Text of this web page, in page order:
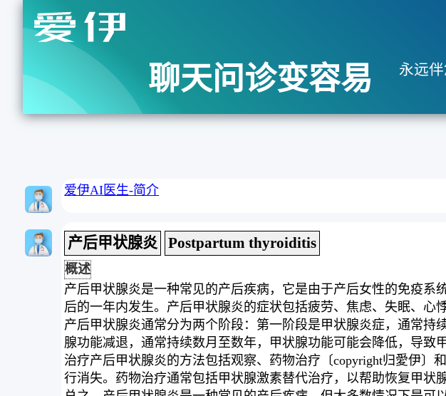
聊天问诊变容易 永远
爱伊AI医生-简介
产后甲状腺炎 Postpartum thyroiditis
概述
产后甲状腺炎是一种常见的产后疾病，它是由于产后女性的免疫
后的一年内发生。产后甲状腺炎的症状包括疲劳、焦虑、失眠、心
产后甲状腺炎通常分为两个阶段：第一阶段是甲状腺炎症，通常
腺功能减退，通常持续数月至数年，甲状腺功能可能会降低，导致
治疗产后甲状腺炎的方法包括观察、药物治疗〔copyright归愛伊
行消失。药物治疗通常包括甲状腺激素替代治疗，以帮助恢复甲状